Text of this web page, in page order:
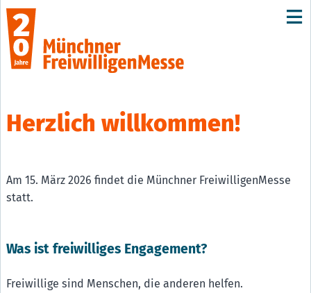
Herzlich willkommen!
Am 15. März 2026 findet die Münchner FreiwilligenMesse
statt.
Was ist freiwilliges Engagement?
Freiwillige sind Menschen, die anderen helfen.